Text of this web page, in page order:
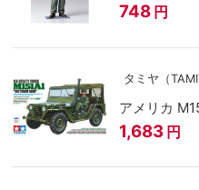
748 円
タミヤ（
アメリカ
1,683 円